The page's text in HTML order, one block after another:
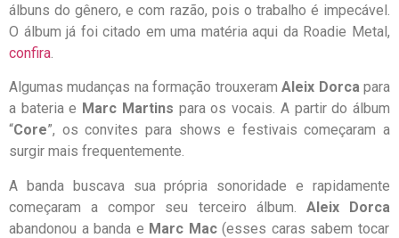
álbuns do gênero, e com razão, pois o trabalho é impecável.
O álbum já foi citado em uma matéria aqui da Roadie Metal,
confira
Algumas mudanças na formação trouxeramAleix Dorcapara
a bateria e Marc Martins para os vocais. A partir do álbum
“Core”, os convites para shows e festivais começaram a
surgir mais frequentemente.
A banda buscava sua própria sonoridade e rapidamente
começaram a compor seu terceiro álbum. Aleix Dorca
abandonou a banda e Marc Mac(esses caras sabem tocar